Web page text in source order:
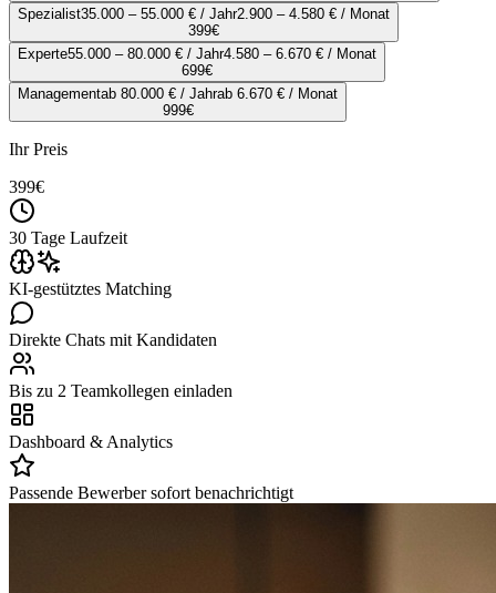
Spezialist35.000 – 55.000 € / Jahr2.900 – 4.580 € / Monat
399€
Experte55.000 – 80.000 € / Jahr4.580 – 6.670 € / Monat
699€
Managementab 80.000 € / Jahrab 6.670 € / Monat
999€
Ihr Preis
399€
30 Tage Laufzeit
KI-gestütztes Matching
Direkte Chats mit Kandidaten
Bis zu 2 Teamkollegen einladen
Dashboard & Analytics
Passende Bewerber sofort benachrichtigt